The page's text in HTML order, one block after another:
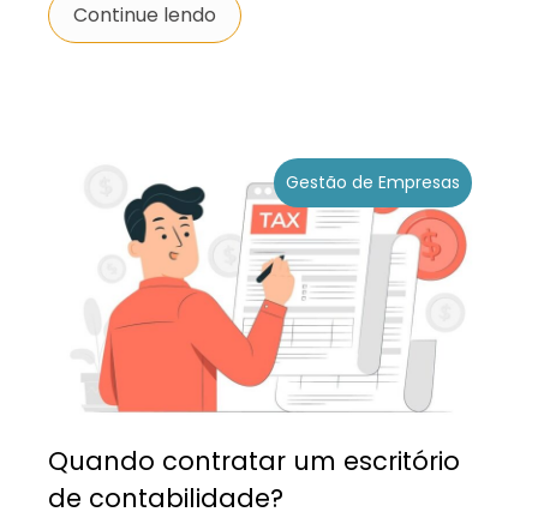
Continue lendo
Gestão de Empresas
Quando contratar um escritório
de contabilidade?